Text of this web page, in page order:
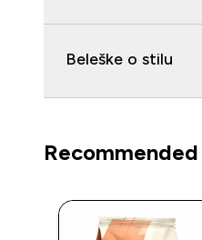
Beleške o stilu